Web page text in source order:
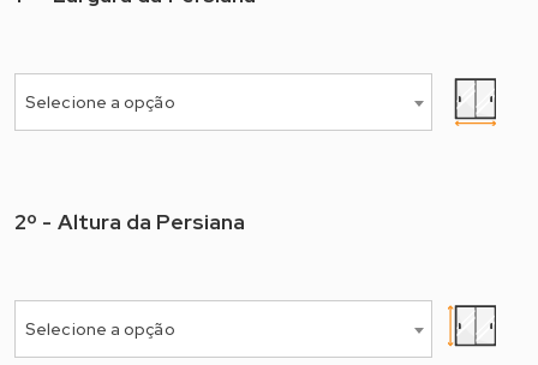
Selecione a opção
2º - Selecione a Altura*
2º - Altura da Persiana
Selecione a opção